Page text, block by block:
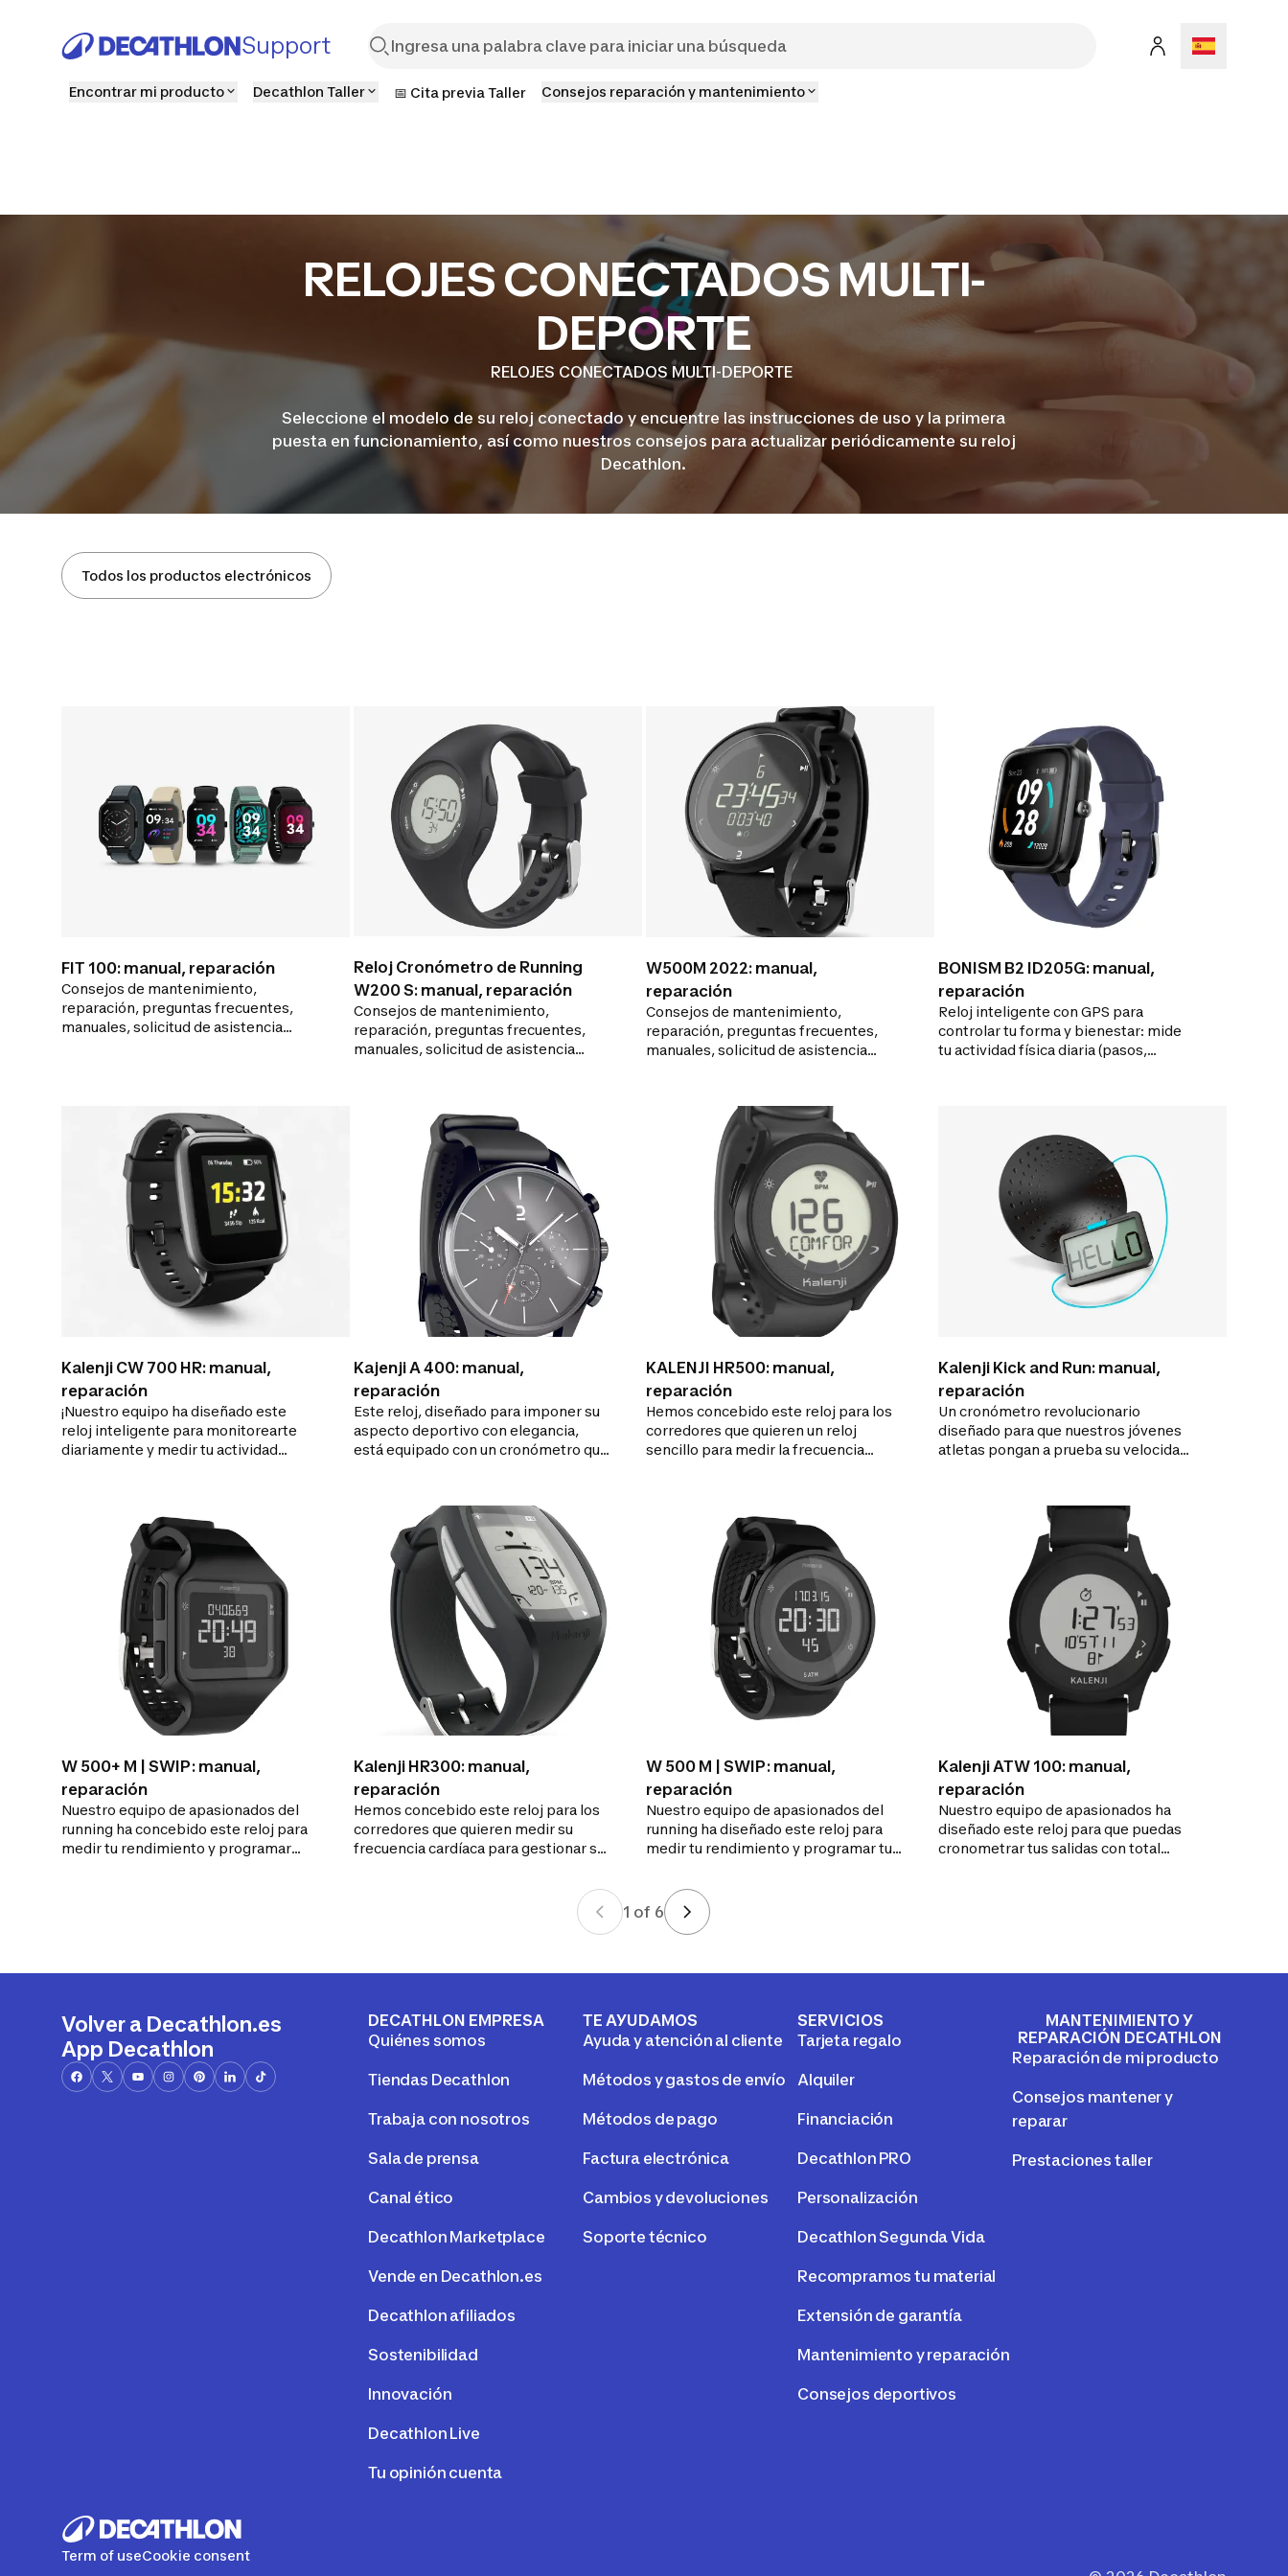
Support
Encontrar mi producto Decathlon Taller 📅 Cita previa Taller Consejos reparación y mantenimiento
RELOJES CONECTADOS MULTI-
DEPORTE
RELOJES CONECTADOS MULTI-DEPORTE
Seleccione el modelo de su reloj conectado y encuentre las instrucciones de uso y la primera
puesta en funcionamiento, así como nuestros consejos para actualizar periódicamente su reloj
Decathlon.
Todos los productos electrónicos
FIT 100: manual, reparación
Consejos de mantenimiento,
reparación, preguntas frecuentes,
manuales, solicitud de asistencia
Reloj Cronómetro de Running
W200 S: manual, reparación
Consejos de mantenimiento,
reparación, preguntas frecuentes,
manuales, solicitud de asistencia
W500M 2022: manual,
reparación
Consejos de mantenimiento,
reparación, preguntas frecuentes,
manuales, solicitud de asistencia
BONISM B2 ID205G: manual,
reparación
Reloj inteligente con GPS para
controlar tu forma y bienestar: mide
tu actividad física diaria (pasos,
Kalenji CW 700 HR: manual,
reparación
¡Nuestro equipo ha diseñado este
reloj inteligente para monitorearte
diariamente y medir tu actividad
Kajenji A 400: manual,
reparación
Este reloj, diseñado para imponer su
aspecto deportivo con elegancia,
está equipado con un cronómetro que
KALENJI HR500: manual,
reparación
Hemos concebido este reloj para los
corredores que quieren un reloj
sencillo para medir la frecuencia
Kalenji Kick and Run: manual,
reparación
Un cronómetro revolucionario
diseñado para que nuestros jóvenes
atletas pongan a prueba su velocidad
W 500+ M | SWIP: manual,
reparación
Nuestro equipo de apasionados del
running ha concebido este reloj para
medir tu rendimiento y programar
Kalenji HR300: manual,
reparación
Hemos concebido este reloj para los
corredores que quieren medir su
frecuencia cardíaca para gestionar su
W 500 M | SWIP: manual,
reparación
Nuestro equipo de apasionados del
running ha diseñado este reloj para
medir tu rendimiento y programar tus
Kalenji ATW 100: manual,
reparación
Nuestro equipo de apasionados ha
diseñado este reloj para que puedas
cronometrar tus salidas con total
1 of 6
Volver a Decathlon.es
App Decathlon
DECATHLON EMPRESA
Quiénes somos
Tiendas Decathlon
Trabaja con nosotros
Sala de prensa
Canal ético
Decathlon Marketplace
Vende en Decathlon.es
Decathlon afiliados
Sostenibilidad
Innovación
Decathlon Live
Tu opinión cuenta
TE AYUDAMOS
Ayuda y atención al cliente
Métodos y gastos de envío
Métodos de pago
Factura electrónica
Cambios y devoluciones
Soporte técnico
SERVICIOS
Tarjeta regalo
Alquiler
Financiación
Decathlon PRO
Personalización
Decathlon Segunda Vida
Recompramos tu material
Extensión de garantía
Mantenimiento y reparación
Consejos deportivos
MANTENIMIENTO Y
REPARACIÓN DECATHLON
Reparación de mi producto
Consejos mantener y
reparar
Prestaciones taller
Term of useCookie consent